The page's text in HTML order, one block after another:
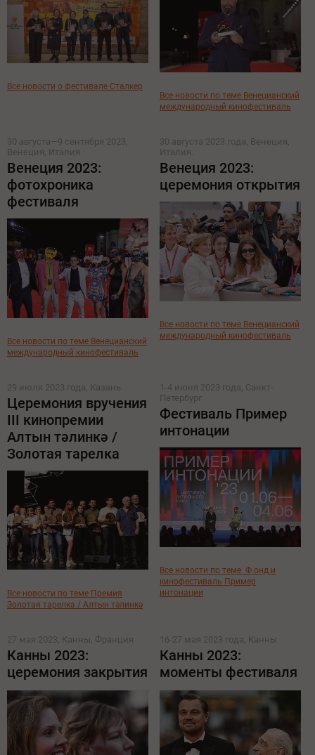
Все новости о фестивале Сталкер
Все новости по теме Венецианский
международный кинофестиваль
30 августа—9 сентября 2023,
Венеция, Италия
Венеция 2023:
фотохроника
фестиваля
Все новости по теме Венецианский
международный кинофестиваль
30 августа 2023 года, Венеция,
Италия.
Венеция 2023:
церемония открытия
Все новости по теме Венецианский
международный кинофестиваль
29 июля 2023 года, Казань
Церемония вручения
III кинопремии
Алтын тәлинкә /
Золотая тарелка
Все новости по теме Премия
Золотая тарелка / Алтын тәлинкә
1-4 июня 2023 года, Санкт-
Петербург
Фестиваль Пример
интонации
Все новости по теме Ф онд и
кинофестиваль Пример
интонации
27 мая 2023, Канны, Франция
Канны 2023:
церемония закрытия
16-27 мая 2023 года, Канны
Канны 2023:
моменты фестиваля